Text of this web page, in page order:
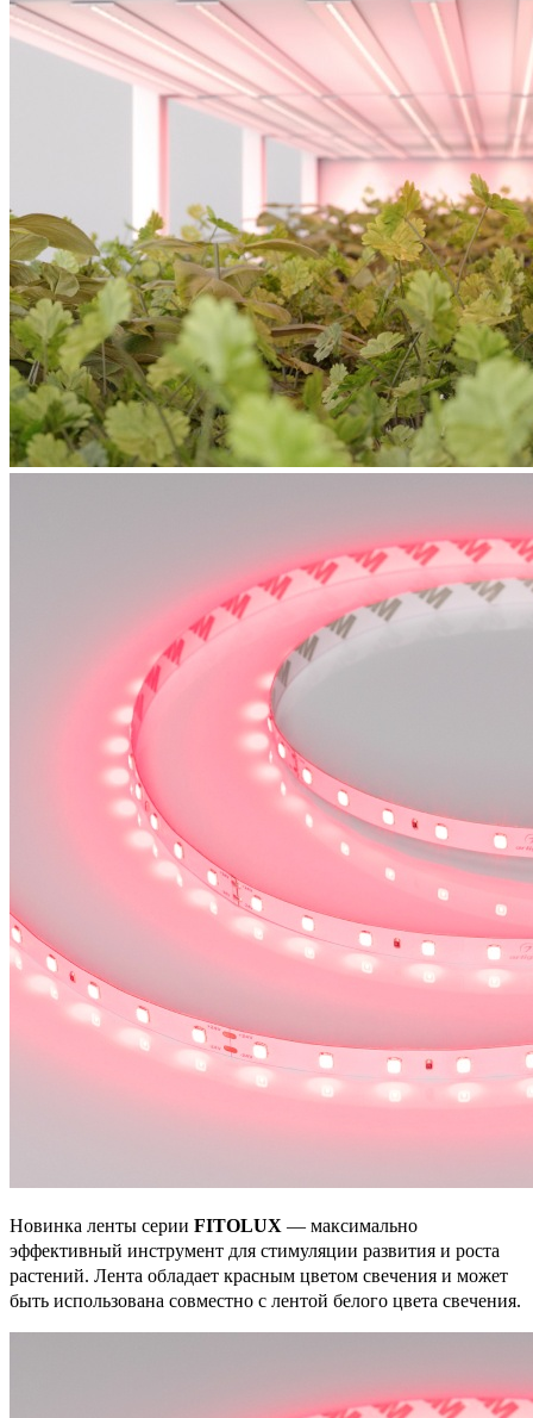
Новинка ленты серии FITOLUX — максимально
эффективный инструмент для стимуляции развития и роста
растений. Лента обладает красным цветом свечения и может
быть использована совместно с лентой белого цвета свечения.